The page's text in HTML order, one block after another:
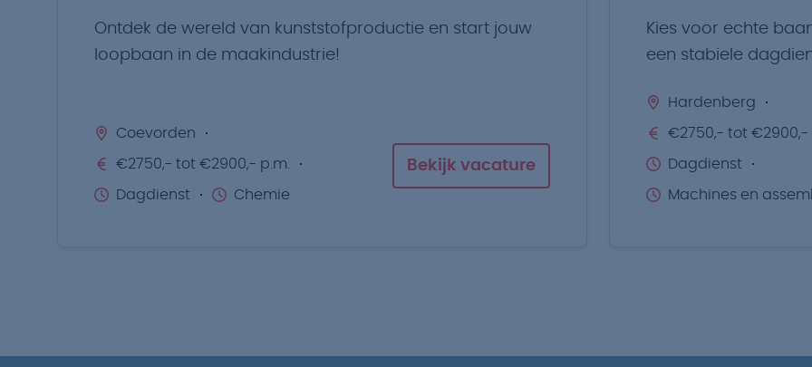
Ontdek de wereld van kunststofproductie en start jouw
loopbaan in de maakindustrie!
Coevorden
€2750,- tot €2900,- p.m.
Dagdienst Chemie
Bekijk vacature
Kies voor echte
een stabiele
Hardenberg
€2750,- tot €2900,-
Dagdienst
Machines en